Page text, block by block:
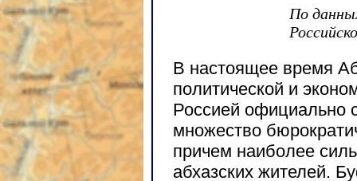
По
В настоящее время
политической и
Россией официально
множество
причем наиболее
абхазских жителей.